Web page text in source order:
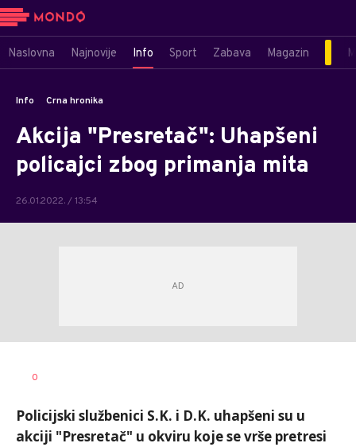
Naslovna Najnovije Info Sport Zabava Magazin
Info Crna hronika
Akcija "Presretač": Uhapšeni
policajci zbog primanja mita
26.01.2022. / 13:54
AUTOR
0
Policijski službenici S.K. i D.K. uhapšeni su u
akciji "Presretač" u okviru koje se vrše pretresi